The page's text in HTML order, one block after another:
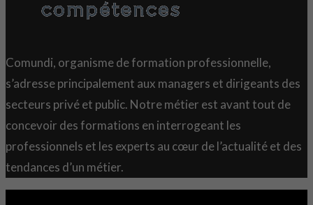
Comundi, organisme de formation professionnelle,
s’adresse principalement aux managers et dirigeants des
secteurs privé et public. Notre métier est avant tout de
concevoir des formations en interrogeant les
professionnels et les experts au cœur de l’actualité et des
tendances d’un métier.